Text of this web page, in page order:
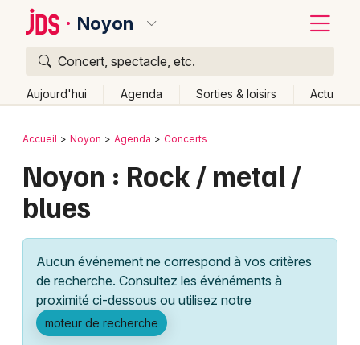
Noyon
Concert, spectacle, etc.
Aujourd'hui Agenda Sorties & loisirs Actu
Publier un événement
Grands événements
Activité & Expérience
Manifestations
Bordeaux
Colmar
Lille
Lyon
Marseille
Mulhouse
Retour
Accueil Noyon Agenda Concerts
Noyon : Rock / metal /
blues
Aucun événement ne correspond à vos critères
de recherche. Consultez les événéments à
proximité ci-dessous ou utilisez notre
moteur de recherche
Quoi ?
Où ?
Près de moi
Changer de lieu
Quand ?
Aujourd'hui
Demain Ce week-end Autre